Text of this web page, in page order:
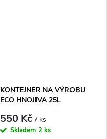
KONTEJNER NA VÝROBU
ECO HNOJIVA 25L
550 Kč/ ks
Skladem 2 ks